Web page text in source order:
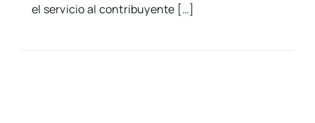
el ser­vi­cio al con­tri­bu­yen­te […]